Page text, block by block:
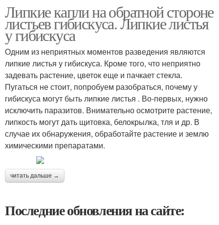
Липкие капли на обратной стороне
листьев гибискуса. Липкие листья
у гибискуса
Одним из неприятных моментов разведения являются
липкие листья у гибискуса. Кроме того, что неприятно
задевать растение, цветок еще и пачкает стекла.
Пугаться не стоит, попробуем разобраться, почему у
гибискуса могут быть липкие листья . Во-первых, нужно
исключить паразитов. Внимательно осмотрите растение,
липкость могут дать щитовка, белокрылка, тля и др. В
случае их обнаружения, обработайте растение и землю
химическими препаратами.
читать дальше →
Последние обновления на сайте: